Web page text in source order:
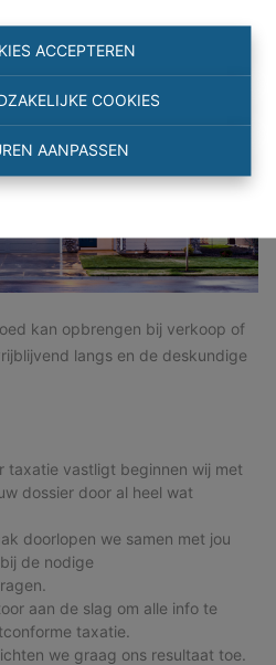
ACCEPTEREN
COOKIES
AANPASSEN
kan opbrengen bij verkoop of
langs en de deskundige
taxatie vastligt beginnen wij met
dossier door al heel wat
doorlopen we samen met jou
de nodige
aan de slag om alle info te
taxatie.
we graag ons resultaat toe.